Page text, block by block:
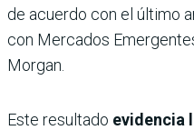
de acuerdo con el último
con Mercados
Morgan.
Este resultado evidencia